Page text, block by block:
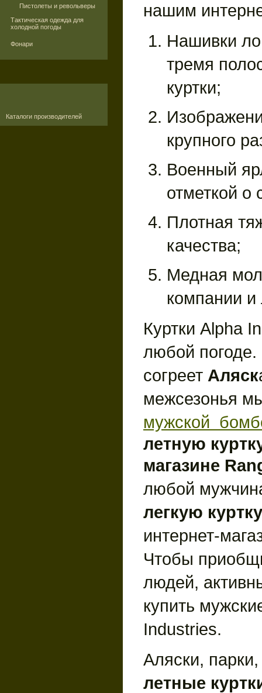
Пистолеты и револьверы
Тактическая одежда для
холодной погоды
Фонари
Каталоги производителей
нашим
Нашивки
тремя
куртки;
крупного
Военный
отметкой о
Плотная
качества;
Медная
компании и
Куртки Alpha
любой
согреет Аляск
межсезонья
мужской
летную
магазине
любой
легкую
интернет-
Чтобы
людей,
купить
Industries.
Аляски,
летные